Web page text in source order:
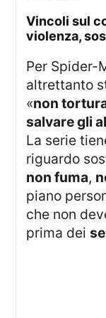
vincoli sul comportamento di spider-man:
violenza,
Per Spider-Man vengono stabilite regole
altrettanto
«non
salvare gli
La serie
riguardo
non fuma,
piano
che non
prima dei